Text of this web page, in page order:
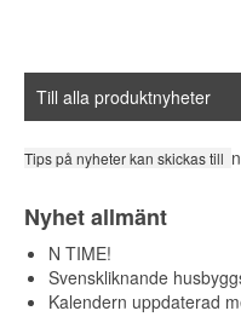
Till alla produktnyheter
Tips på nyheter kan skickas till
Nyhet allmänt
N TIME!
Svenskliknande
Kalendern uppdaterad